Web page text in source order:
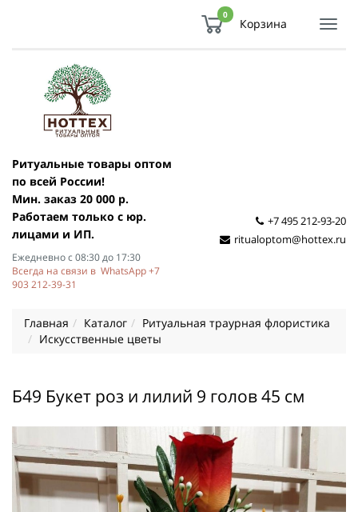
0
Корзина
Ритуальные товары оптом
по всей России!
Мин. заказ 20 000 р.
Работаем только с юр.
лицами и ИП.
Ежедневно с 08:30 до 17:30
Всегда на связи в WhatsApp +7
903 212-39-31
+7 495 212-93-20
ritualoptom@hottex.ru
Главная Каталог
Ритуальная траурная флористика
Искусственные цветы
Б49 Букет роз и лилий 9 голов 45 см